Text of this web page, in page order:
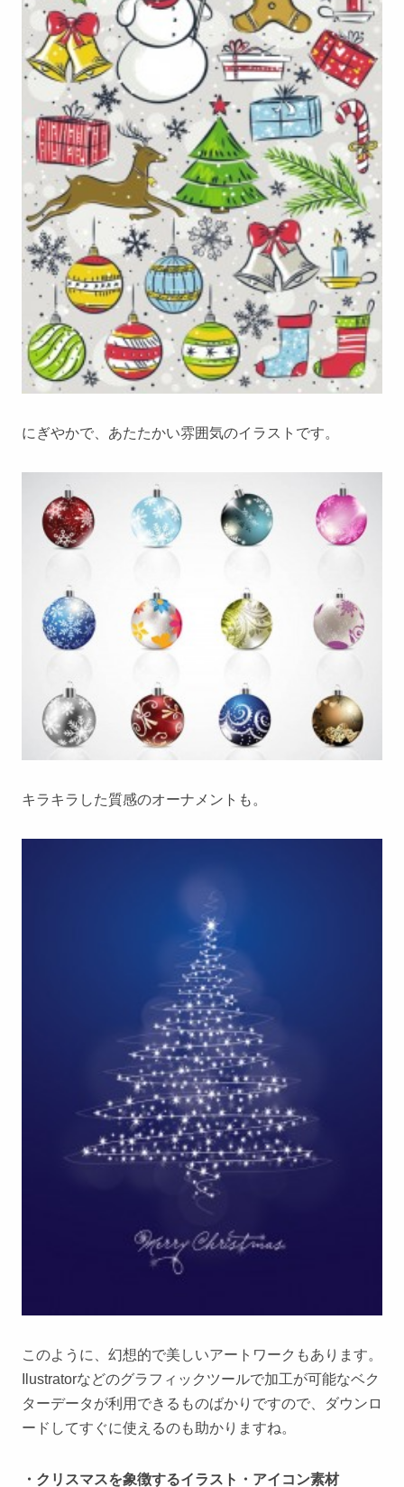
にぎやかで、あたたかい雰囲気のイラストです。
キラキラした質感のオーナメントも。
このように、幻想的で美しいアートワークもあります。
Ilustratorなどのグラフィックツールで加工が可能なベク
ターデータが利用できるものばかりですので、ダウンロ
ードしてすぐに使えるのも助かりますね。
・クリスマスを象徴するイラスト・アイコン素材